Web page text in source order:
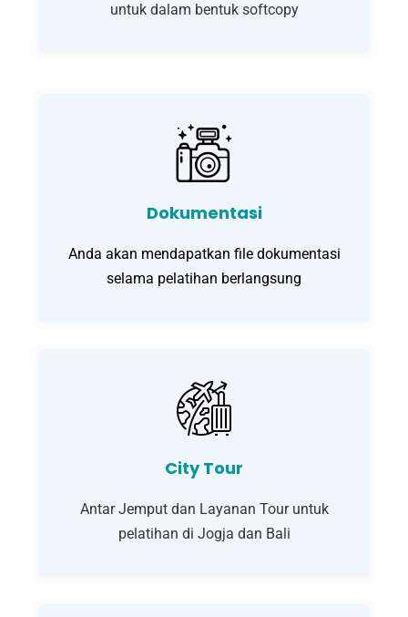
untuk dalam bentuk softcopy
Dokumentasi
Anda akan mendapatkan file dokumentasi
selama pelatihan berlangsung
City Tour
Antar Jemput dan Layanan Tour untuk
pelatihan di Jogja dan Bali